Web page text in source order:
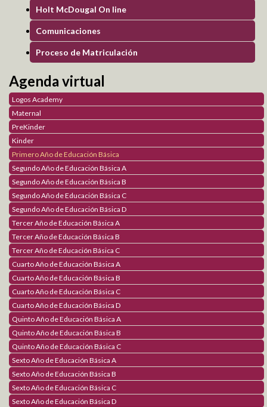
Club de periodismo digital
Blog Orientación Familiar
Parents
Sembrando Semillas de Amor
Padres Contracorriente
Construyendo Relaciones Saludables
Sexualidad Responsable
Galería de Fotos
Galería de Videos
Académico
Plataforma Virtual
Logos TV
Logos Radio
Agenda virtual
Think Central
Benchmark Universe
Holt McDougal On line
Comunicaciones
Proceso de Matriculación
Holt McDougal On line
Comunicaciones
Proceso de Matriculación
Agenda virtual
Logos Academy
Maternal
PreKinder
Kinder
Primero Año de Educación Básica
Segundo Año de Educación Básica A
Segundo Año de Educación Básica B
Segundo Año de Educación Básica C
Segundo Año de Educación Básica D
Tercer Año de Educación Básica A
Tercer Año de Educación Básica B
Tercer Año de Educación Básica C
Cuarto Año de Educación Básica A
Cuarto Año de Educación Básica B
Cuarto Año de Educación Básica C
Cuarto Año de Educación Básica D
Quinto Año de Educación Básica A
Quinto Año de Educación Básica B
Quinto Año de Educación Básica C
Sexto Año de Educación Básica A
Sexto Año de Educación Básica B
Sexto Año de Educación Básica C
Sexto Año de Educación Básica D